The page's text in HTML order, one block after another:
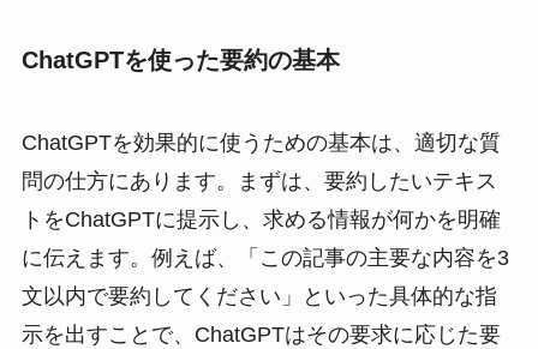
ChatGPTを使った要約の基本
ChatGPTを効果的に使うための基本は、適切な質
問の仕方にあります。まずは、要約したいテキス
トをChatGPTに提示し、求める情報が何かを明確
に伝えます。例えば、「この記事の主要な内容を3
文以内で要約してください」といった具体的な指
示を出すことで、ChatGPTはその要求に応じた要